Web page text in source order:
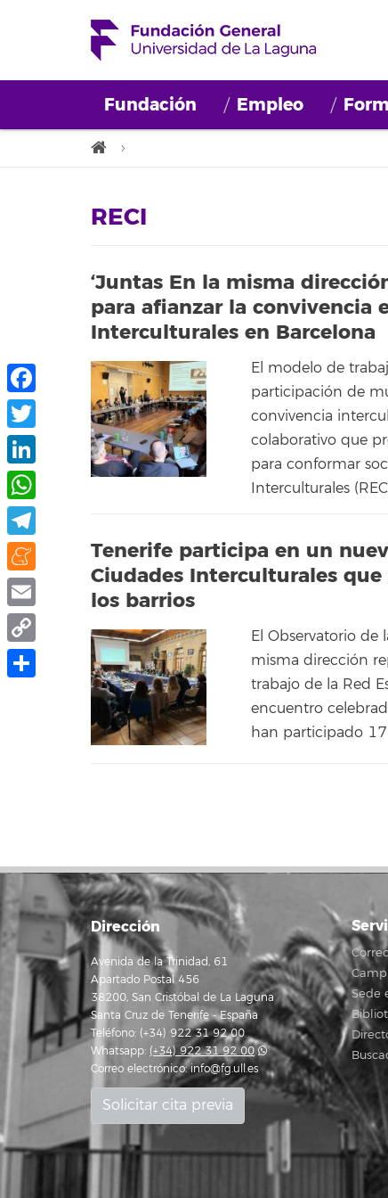
Fundación Empleo
RECI
‘Juntas En la misma
para afianzar la convivencia
Interculturales en Barcelona
El modelo de
participación de
convivencia
colaborativo que
para conformar
Interculturales
Tenerife participa en un
Ciudades Interculturales
los barrios
El Observatorio de
misma dirección
trabajo de la Red
encuentro
han participado 17
Dirección
Avenida de la Trinidad, 61
Apartado Postal 456
38200, San Cristóbal de La Laguna
Santa Cruz de Tenerife - España
Teléfono: (+34) 922 31 92 00
Whatsapp: (+34) 922 31 92 00
Correo electrónico:info@fg.ull.es
Solicitar cita previa
Sede
Facebook
Twitter
LinkedIn
WhatsApp
Telegram
Meneame
Email
Copy